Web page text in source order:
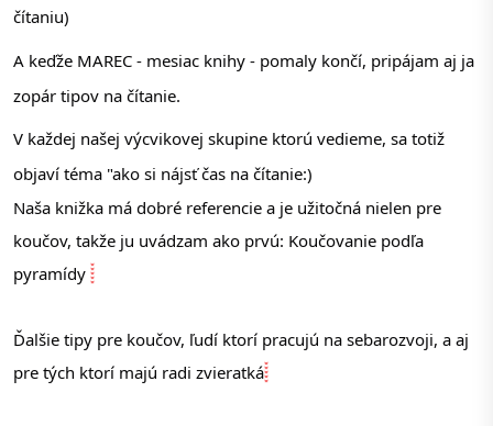
čítaniu)
A keďže MAREC - mesiac knihy - pomaly končí, pripájam aj ja
zopár tipov na čítanie.
V každej našej výcvikovej skupine ktorú vedieme, sa totiž
objaví téma "ako si nájsť čas na čítanie:)
Naša knižka má dobré referencie a je užitočná nielen pre
koučov, takže ju uvádzam ako prvú: Koučovanie podľa
pyramídy
Ďalšie tipy pre koučov, ľudí ktorí pracujú na sebarozvoji, a aj
pre tých ktorí majú radi zvieratká